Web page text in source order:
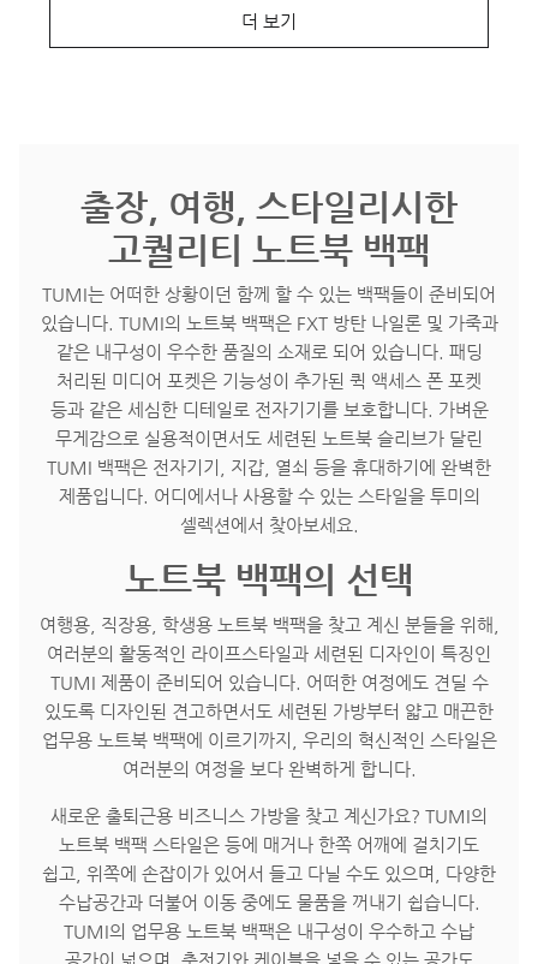
더 보기
출장, 여행, 스타일리시한
고퀄리티 노트북 백팩
TUMI는 어떠한 상황이던 함께 할 수 있는 백팩들이 준비되어
있습니다. TUMI의 노트북 백팩은 FXT 방탄 나일론 및 가죽과
같은 내구성이 우수한 품질의 소재로 되어 있습니다. 패딩
처리된 미디어 포켓은 기능성이 추가된 퀵 액세스 폰 포켓
등과 같은 세심한 디테일로 전자기기를 보호합니다. 가벼운
무게감으로 실용적이면서도 세련된 노트북 슬리브가 달린
TUMI 백팩은 전자기기, 지갑, 열쇠 등을 휴대하기에 완벽한
제품입니다. 어디에서나 사용할 수 있는 스타일을 투미의
셀렉션에서 찾아보세요.
노트북 백팩의 선택
여행용, 직장용, 학생용 노트북 백팩을 찾고 계신 분들을 위해,
여러분의 활동적인 라이프스타일과 세련된 디자인이 특징인
TUMI 제품이 준비되어 있습니다. 어떠한 여정에도 견딜 수
있도록 디자인된 견고하면서도 세련된 가방부터 얇고 매끈한
업무용 노트북 백팩에 이르기까지, 우리의 혁신적인 스타일은
여러분의 여정을 보다 완벽하게 합니다.
새로운 출퇴근용 비즈니스 가방을 찾고 계신가요? TUMI의
노트북 백팩 스타일은 등에 매거나 한쪽 어깨에 걸치기도
쉽고, 위쪽에 손잡이가 있어서 들고 다닐 수도 있으며, 다양한
수납공간과 더불어 이동 중에도 물품을 꺼내기 쉽습니다.
TUMI의 업무용 노트북 백팩은 내구성이 우수하고 수납
공간이 넓으며, 충전기와 케이블을 넣을 수 있는 공간도